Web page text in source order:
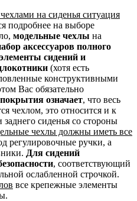
на сиденья ситуация
подробнее на выборе
модельные чехлы на
аксессуаров полного
сидений и
(хотя есть
конструктивными
Вас обязательно
означает, что весь
чехлом, это относится и к
сиденья со стороны
чехлы должны иметь все
регулировочные ручки, а
Для сидений
, соответствующий
ослабленной строчкой.
все крепежные элементы